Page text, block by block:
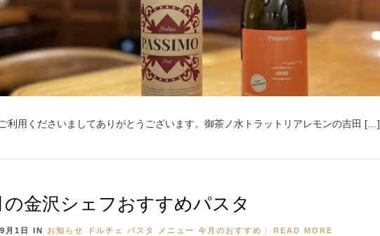
利用くださいましてありがとうございます。御茶ノ水トラットリアレモンの吉田 […]
の金沢シェフおすすめパスタ
月1日 IN お知らせ ドルチェ パスタ メニュー 今月のおすすめ READ MORE